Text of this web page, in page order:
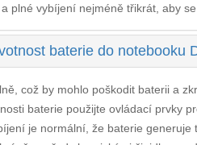
plné vybíjení nejméně třikrát, aby
baterie do notebooku
což by mohlo poškodit baterii a
baterie použijte ovládací prvky
je normální, že baterie